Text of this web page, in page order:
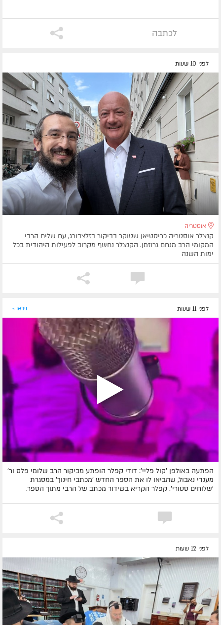
לכתבה
לפני 10 שעות
אוסטריה
קנצלר אוסטריה כריסטיאן שטוקר בביקור בזלצבורג, עם שליח הרבי
המקומי הרב מנחם גרוזמן. הקנצלר נחשף מקרוב לפעילות היהודית בכל
ימות השנה
לפני 11 שעות וידאו »
הפתעה באולפן 'קול פליי': דודי קפלר הופתע מביקור הרב שלומי פלס ור'
מענדי נאבול, שהביאו לו את הספר החדש 'מכתבי חינוך' במסגרת
'שלוחים סטורי'. קפלר הקריא בשידור מכתב של הרבי מתוך הספר.
לפני 12 שעות